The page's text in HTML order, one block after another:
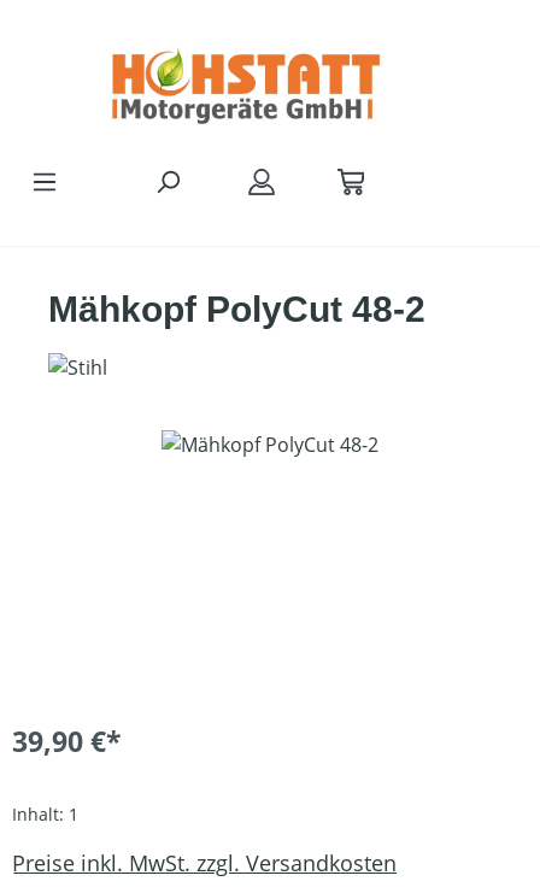
Mähkopf PolyCut 48-2
Bildergalerie überspringen
39,90 €*
Inhalt: 1
Preise inkl. MwSt. zzgl. Versandkosten